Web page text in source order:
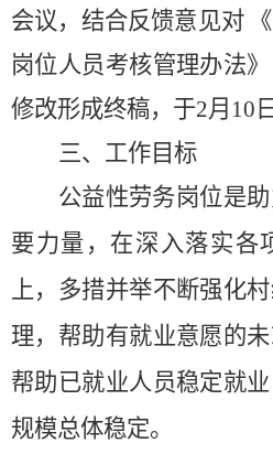
会议， 结合反馈意见对
岗位人员考核管理办法》
修改形成终稿， 于2月 10
三、工作目标
公益性劳务岗位是
要力量，在深入落实各
上，多措并举不断强化
理，帮助有就业意愿的未
帮助已就业人员稳定就
规模总体稳定。